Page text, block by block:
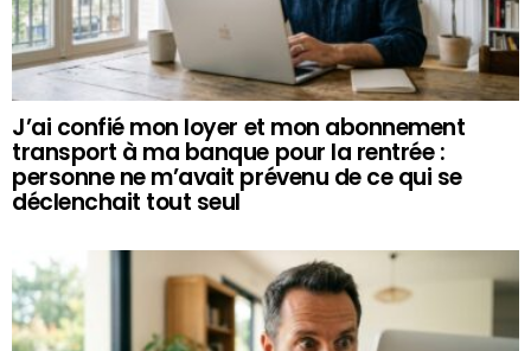
J’ai confié mon loyer et mon abonnement
transport à ma banque pour la rentrée :
personne ne m’avait prévenu de ce qui se
déclenchait tout seul